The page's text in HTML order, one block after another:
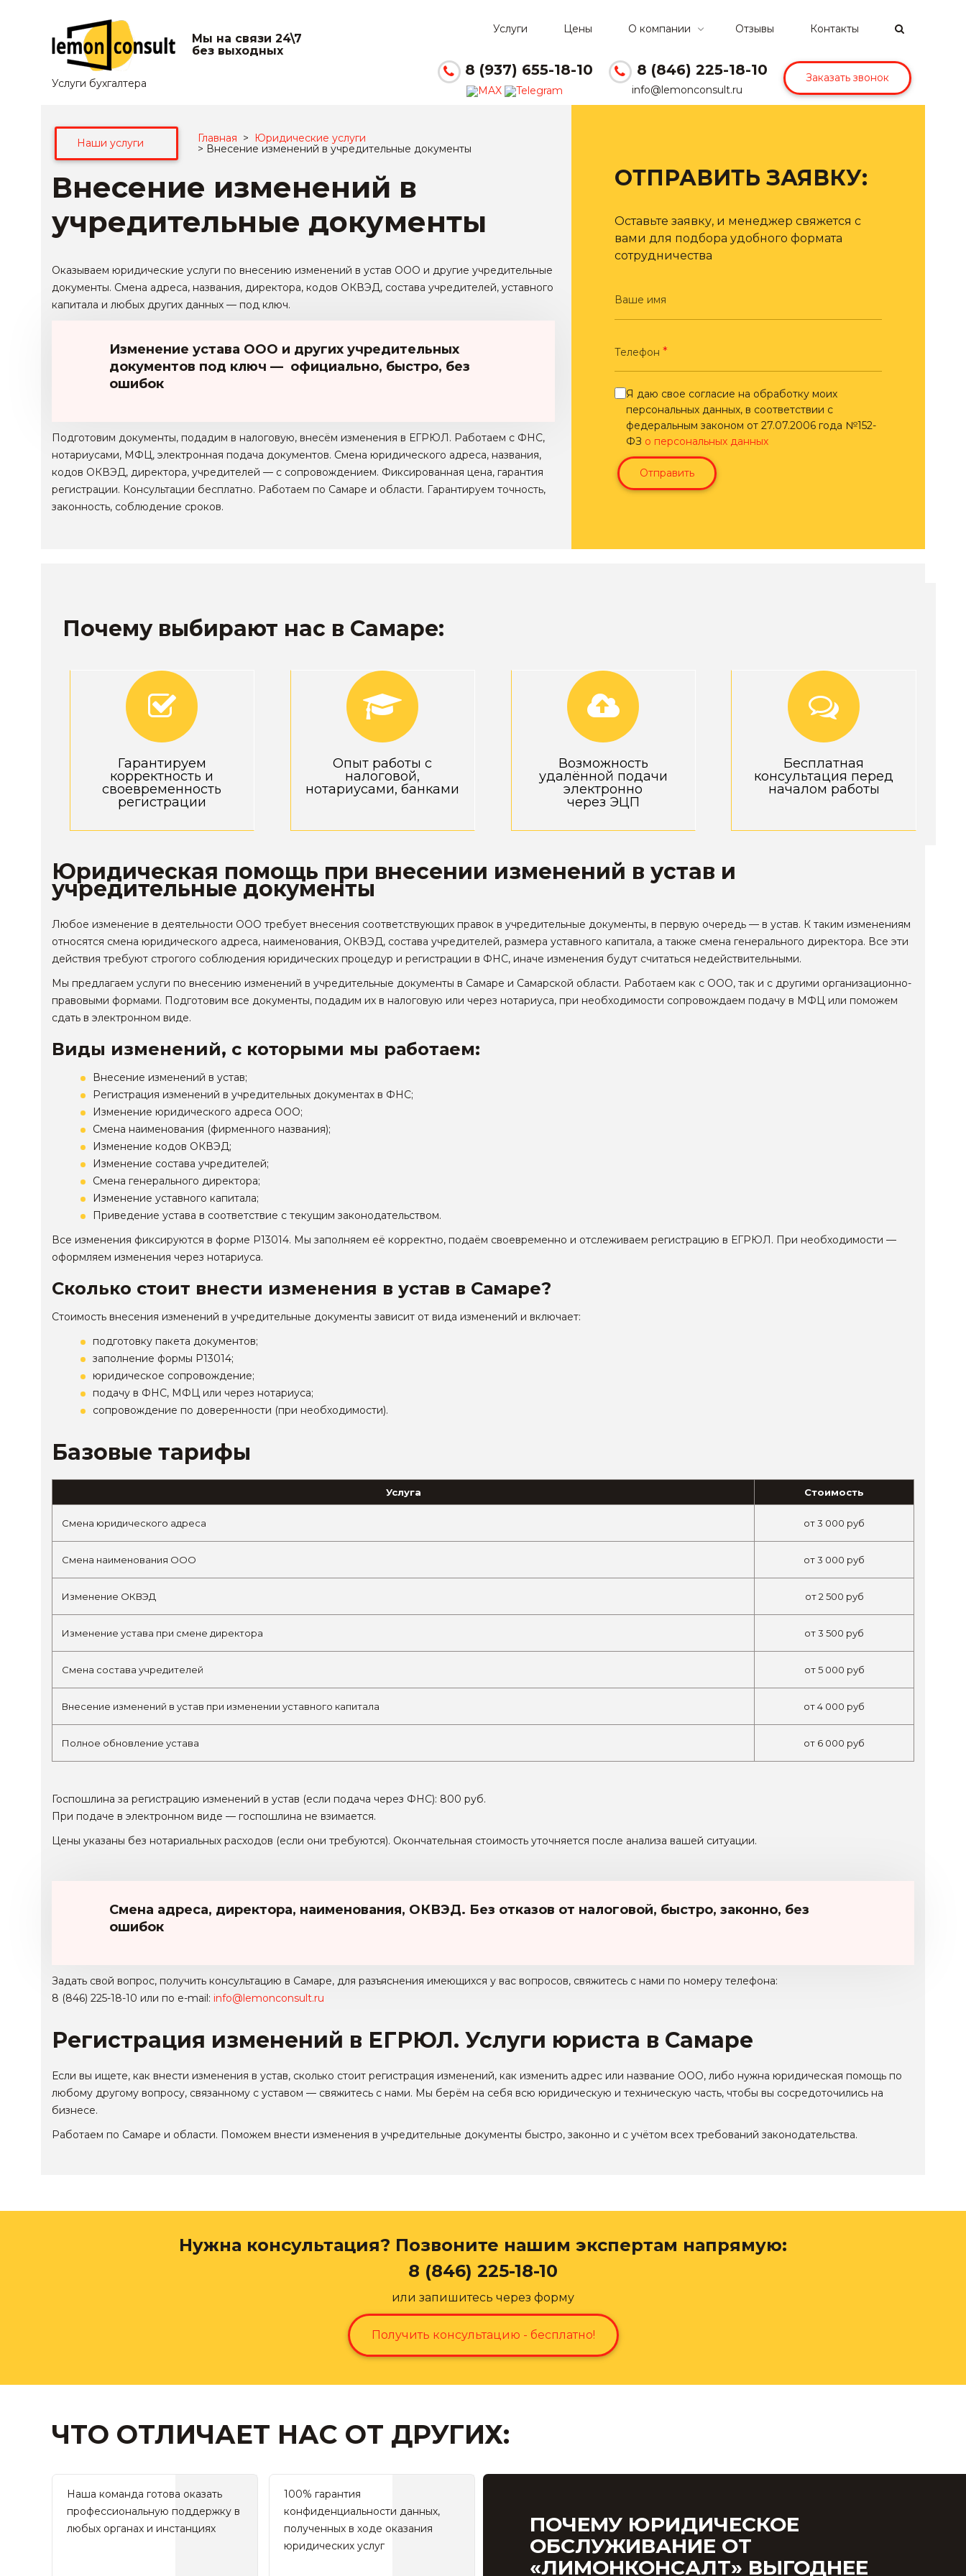
Услуги бухгалтера
Мы на связи 24\7
без выходных
Услуги Цены О компании Отзывы Контакты
8 (937) 655-18-10 8 (846) 225-18-10
info@lemonconsult.ru
Заказать звонок
Наши услуги Главная >
Юридические услуги
> Внесение изменений в учредительные документы
Внесение изменений в
учредительные документы
Оказываем юридические услуги по внесению изменений в устав ООО и другие учредительные
документы. Смена адреса, названия, директора, кодов ОКВЭД, состава учредителей, уставного
капитала и любых других данных — под ключ.
Изменение устава ООО и других учредительных
документов под ключ — официально, быстро, без
ошибок
Подготовим документы, подадим в налоговую, внесём изменения в ЕГРЮЛ. Работаем с ФНС,
нотариусами, МФЦ, электронная подача документов. Смена юридического адреса, названия,
кодов ОКВЭД, директора, учредителей — с сопровождением. Фиксированная цена, гарантия
регистрации. Консультации бесплатно. Работаем по Самаре и области. Гарантируем точность,
законность, соблюдение сроков.
ОТПРАВИТЬ ЗАЯВКУ:
Оставьте заявку, и менеджер свяжется с
вами для подбора удобного формата
сотрудничества
Ваше имя
Телефон *
Я даю свое согласие на обработку моих
персональных данных, в соответствии с
федеральным законом от 27.07.2006 года №152-
ФЗ о персональных данных
Отправить
Почему выбирают нас в Самаре:
Гарантируем
корректность и
своевременность
регистрации
Опыт работы с
налоговой,
нотариусами, банками
Возможность
удалённой подачи
электронно
через ЭЦП
Бесплатная
консультация перед
началом работы
Юридическая помощь при внесении изменений в устав и
учредительные документы
Любое изменение в деятельности ООО требует внесения соответствующих правок в учредительные документы, в первую очередь — в устав. К таким изменениям
относятся смена юридического адреса, наименования, ОКВЭД, состава учредителей, размера уставного капитала, а также смена генерального директора. Все эти
действия требуют строгого соблюдения юридических процедур и регистрации в ФНС, иначе изменения будут считаться недействительными.
Мы предлагаем услуги по внесению изменений в учредительные документы в Самаре и Самарской области. Работаем как с ООО, так и с другими организационно-
правовыми формами. Подготовим все документы, подадим их в налоговую или через нотариуса, при необходимости сопровождаем подачу в МФЦ или поможем
сдать в электронном виде.
Виды изменений, с которыми мы работаем:
Внесение изменений в устав;
Регистрация изменений в учредительных документах в ФНС;
Изменение юридического адреса ООО;
Смена наименования (фирменного названия);
Изменение кодов ОКВЭД;
Изменение состава учредителей;
Смена генерального директора;
Изменение уставного капитала;
Приведение устава в соответствие с текущим законодательством.
Все изменения фиксируются в форме Р13014. Мы заполняем её корректно, подаём своевременно и отслеживаем регистрацию в ЕГРЮЛ. При необходимости —
оформляем изменения через нотариуса.
Сколько стоит внести изменения в устав в Самаре?
Стоимость внесения изменений в учредительные документы зависит от вида изменений и включает:
подготовку пакета документов;
заполнение формы Р13014;
юридическое сопровождение;
подачу в ФНС, МФЦ или через нотариуса;
сопровождение по доверенности (при необходимости).
Базовые тарифы
Услуга Стоимость
Смена юридического адреса от3 000 руб
Смена наименования ООО от3 000 руб
Изменение ОКВЭД от2 500 руб
Изменение устава при смене директора от3 500 руб
Смена состава учредителей от5 000 руб
Внесение изменений в устав при изменении уставного капитала от4 000 руб
Полное обновление устава от 6 000 руб
Госпошлина за регистрацию изменений в устав (если подача через ФНС): 800 руб.
При подаче в электронном виде — госпошлина не взимается.
Цены указаны без нотариальных расходов (если они требуются). Окончательная стоимость уточняется после анализа вашей ситуации.
Смена адреса, директора, наименования, ОКВЭД. Без отказов от налоговой, быстро, законно, без
ошибок
Задать свой вопрос, получить консультацию в Самаре, для разъяснения имеющихся у вас вопросов, свяжитесь с нами по номеру телефона:
8 (846) 225-18-10 или по e-mail: info@lemonconsult.ru
Регистрация изменений в ЕГРЮЛ. Услуги юриста в Самаре
Если вы ищете, как внести изменения в устав, сколько стоит регистрация изменений, как изменить адрес или название ООО, либо нужна юридическая помощь по
любому другому вопросу, связанному с уставом — свяжитесь с нами. Мы берём на себя всю юридическую и техническую часть, чтобы вы сосредоточились на
бизнесе.
Работаем по Самаре и области. Поможем внести изменения в учредительные документы быстро, законно и с учётом всех требований законодательства.
Нужна консультация? Позвоните нашим экспертам напрямую:
8 (846) 225-18-10
или запишитесь через форму
Получить консультацию - бесплатно!
ЧТО ОТЛИЧАЕТ НАС ОТ ДРУГИХ:
Наша команда готова оказать
профессиональную поддержку в
любых органах и инстанциях
100% гарантия
конфиденциальности данных,
полученных в ходе оказания
юридических услуг
ПОЧЕМУ ЮРИДИЧЕСКОЕ
ОБСЛУЖИВАНИЕ ОТ
«ЛИМОНКОНСАЛТ» ВЫГОДНЕЕ